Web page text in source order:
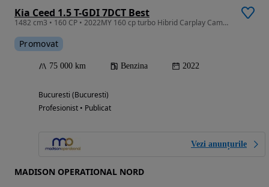
Kia Ceed 1.5 T-GDI 7DCT Best
1482 cm3 • 160 CP • 2022MY 160 cp turbo Hibrid Carplay Camera
Promovat
75 000 km Benzina 2022
Bucuresti (Bucuresti)
Profesionist • Publicat
Vezi anunțurile
MADISON OPERATIONAL NORD